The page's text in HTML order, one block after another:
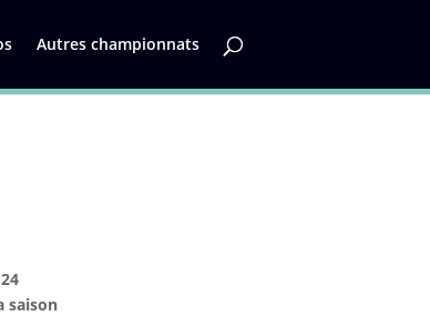
Autres championnats
saison